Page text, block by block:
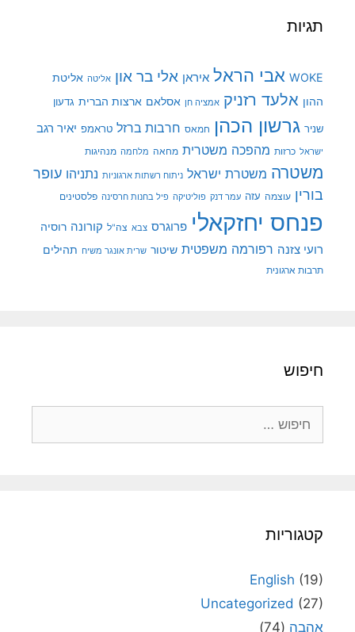
תגיות
WOKE אבי הראל איראן אלי בר און אליטה אליטת
ההון אלעד רזניק אמציה חן אסלאם ארצות הברית גדעון
שניר גרשון הכהן חמאס חרבות ברזל טראמפ יאיר רגב
ישראל כרזות מהפכה משטרית מחאה מלחמה מנהיגות
משטרה משטרת ישראל ניתוח רשתות ארגוניות נתניהו עופר
בורין עוצמה עזה עמר דנק פוליטיקה פיל בחנות חרסינה פלסטינים
פנחס יחזקאלי פרוגרס צבא צה"ל קורונה רוסיה
רועי צזנה רפורמה משפטית שיטור שרית אונגר משיח תהילים
תרבות ארגונית
חיפוש
קטגוריות
English (19)
Uncategorized (27)
אהבה (74)